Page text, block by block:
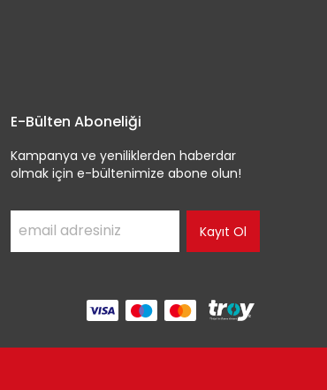
E-Bülten Aboneliği
Kampanya ve yeniliklerden haberdar
olmak için e-bültenimize abone olun!
Kayıt Ol